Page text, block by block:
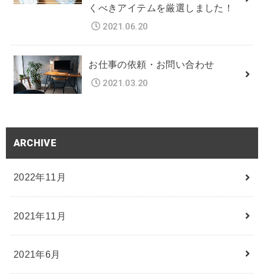
くべきアイテムを厳選しました！
2021.06.20
お仕事の依頼・お問い合わせ
2021.03.20
ARCHIVE
2022年11月
2021年11月
2021年6月